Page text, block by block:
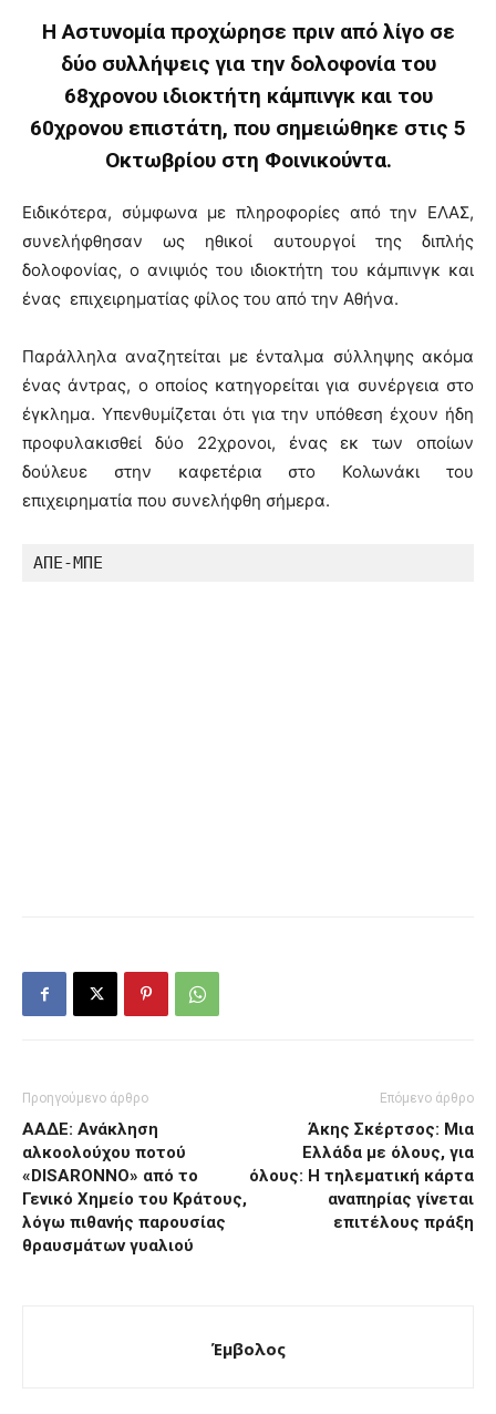
Η Αστυνομία προχώρησε πριν από λίγο σε
δύο συλλήψεις για την δολοφονία του
68χρονου ιδιοκτήτη κάμπινγκ και του
60χρονου επιστάτη, που σημειώθηκε στις 5
Οκτωβρίου στη Φοινικούντα.
Ειδικότερα, σύμφωνα με πληροφορίες από την ΕΛΑΣ,
συνελήφθησαν ως ηθικοί αυτουργοί της διπλής
δολοφονίας, ο ανιψιός του ιδιοκτήτη του κάμπινγκ και
ένας επιχειρηματίας φίλος του από την Αθήνα.
Παράλληλα αναζητείται με ένταλμα σύλληψης ακόμα
ένας άντρας, ο οποίος κατηγορείται για συνέργεια στο
έγκλημα. Υπενθυμίζεται ότι για την υπόθεση έχουν ήδη
προφυλακισθεί δύο 22χρονοι, ένας εκ των οποίων
δούλευε στην καφετέρια στο Κολωνάκι του
επιχειρηματία που συνελήφθη σήμερα.
ΑΠΕ-ΜΠΕ
Προηγούμενο άρθρο
ΑΑΔΕ: Ανάκληση
αλκοολούχου ποτού
«DISARONNO» από το
Γενικό Χημείο του Κράτους,
λόγω πιθανής παρουσίας
θραυσμάτων γυαλιού
Επόμενο άρθρο
Άκης Σκέρτσος: Μια
Ελλάδα με όλους, για
όλους: Η τηλεματική κάρτα
αναπηρίας γίνεται
επιτέλους πράξη
Έμβολος